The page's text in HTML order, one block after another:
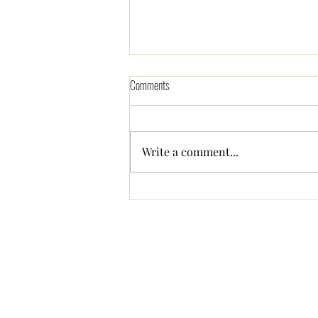
有給休暇30日のサラリーマン
Comments
Write a comment...